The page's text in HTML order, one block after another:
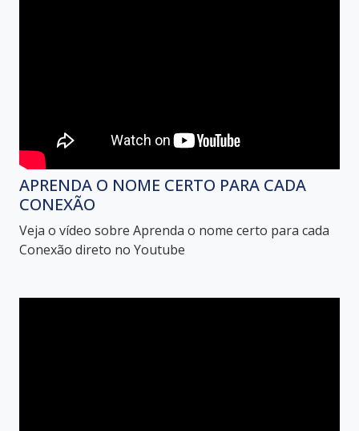
APRENDA O NOME CERTO PARA CADA
CONEXÃO
Veja o vídeo sobre Aprenda o nome certo para cada
Conexão direto no Youtube